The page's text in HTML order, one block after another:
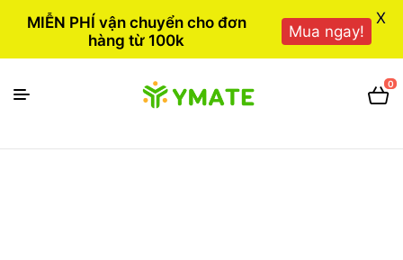
0
MIỄN PHÍ vận chuyển cho đơn
hàng từ 100k
Mua ngay!
X